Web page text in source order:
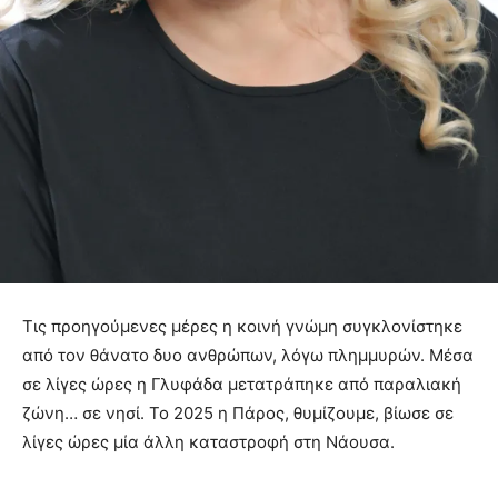
Τις προηγούμενες μέρες η κοινή γνώμη συγκλονίστηκε
από τον θάνατο δυο ανθρώπων, λόγω πλημμυρών. Μέσα
σε λίγες ώρες η Γλυφάδα μετατράπηκε από παραλιακή
ζώνη… σε νησί. Το 2025 η Πάρος, θυμίζουμε, βίωσε σε
λίγες ώρες μία άλλη καταστροφή στη Νάουσα.